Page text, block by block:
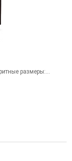
размеры:...